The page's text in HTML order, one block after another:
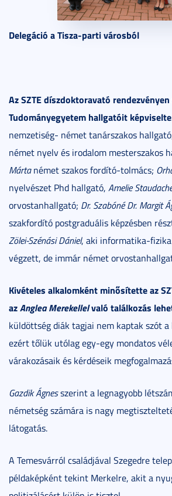
Delegáció a Tisza-parti városból
Az SZTE díszdoktoravató rendezvényen
Tudományegyetem hallgatóit képviselte
nemzetiség- német tanárszakos
német nyelv és irodalom mesterszakos
Mártanémet szakos fordító-tolmács;
nyelvészet Phd hallgató, Amelie
orvostanhallgató; Dr. Szabóné Dr. Margit
szakfordító postgraduális képzésben
Zölei-Szénási Dániel, aki informatika-
végzett, de immár német
Kivételes alkalomként minősítette az
azAnglea Merekellelvaló találkozás
küldöttség diák tagjai nem kaptak szót
ezért tőlük utólag egy-egy mondatos
várakozásaik és kérdéseik
Gazdik Ágnesszerint a legnagyobb
németség számára is nagy
látogatás.
A Temesvárról családjával Szegedre
példaképként tekint Merkelre, akit a